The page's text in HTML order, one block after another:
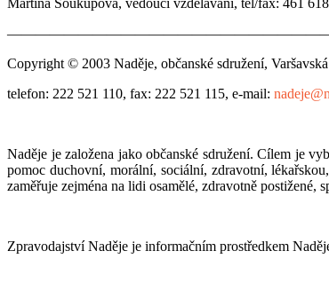
Copyright © 2003 Naděje, občanské sdružení,
telefon: 222 521 110, fax: 222 521 115, e-mail:
Naděje je založena jako občanské sdružení. Cílem je
pomoc duchovní, morální, sociální, zdravotní,
zaměřuje zejména na lidi osamělé, zdravotně
Zpravodajství Naděje je informačním prostředkem